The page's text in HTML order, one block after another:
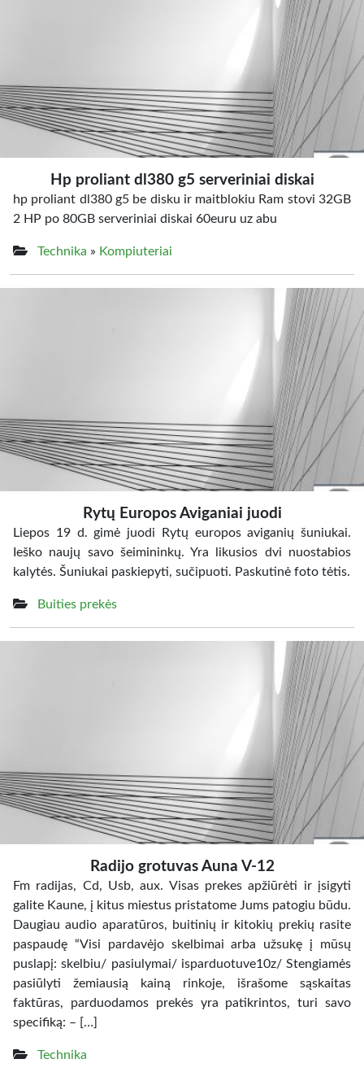
Hp proliant dl380 g5 serveriniai diskai
hp proliant dl380 g5 be disku ir maitblokiu Ram stovi 32GB
2 HP po 80GB serveriniai diskai 60euru uz abu
Technika » Kompiuteriai
Rytų Europos Aviganiai juodi
Liepos 19 d. gimė juodi Rytų europos aviganių šuniukai.
Ieško naujų savo šeimininkų. Yra likusios dvi nuostabios
kalytės. Šuniukai paskiepyti, sučipuoti. Paskutinė foto tėtis.
Buities prekės
Radijo grotuvas Auna V-12
Fm radijas, Cd, Usb, aux. Visas prekes apžiūrėti ir įsigyti
galite Kaune, į kitus miestus pristatome Jums patogiu būdu.
Daugiau audio aparatūros, buitinių ir kitokių prekių rasite
paspaudę “Visi pardavėjo skelbimai arba užsukę į mūsų
puslapį: skelbiu/ pasiulymai/ isparduotuve10z/ Stengiamės
pasiūlyti žemiausią kainą rinkoje, išrašome sąskaitas
faktūras, parduodamos prekės yra patikrintos, turi savo
specifiką: – […]
Technika